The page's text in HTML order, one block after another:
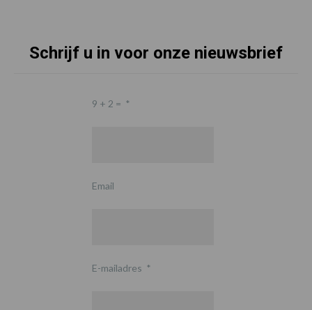
Schrijf u in voor onze nieuwsbrief
9 + 2 = *
Email
E-mailadres *